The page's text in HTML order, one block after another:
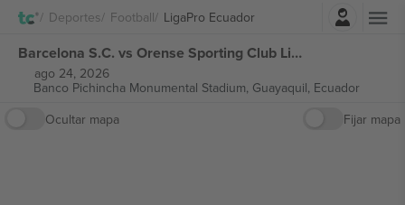
Deportes Football LigaPro Ecuador
Iniciar sesión
Barcelona S.C. vs Orense Sporting Club LigaPro Ecuador entradas
ago 24, 2026
Banco Pichincha Monumental Stadium, Guayaquil, Ecuador
Ocultar mapa
Fijar mapa